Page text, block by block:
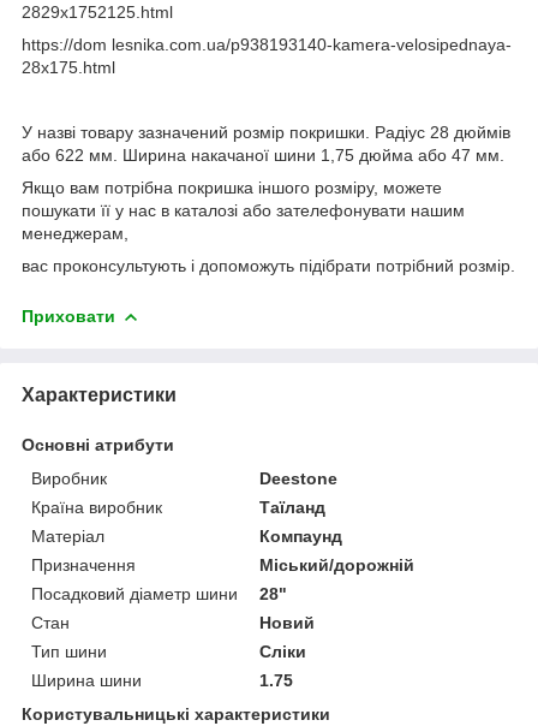
2829x1752125.html
https://dom lesnika.com.ua/p938193140-kamera-velosipednaya-
28x175.html
У назві товару зазначений розмір покришки. Радіус 28 дюймів
або 622 мм. Ширина накачаної шини 1,75 дюйма або 47 мм.
Якщо вам потрібна покришка іншого розміру, можете
пошукати її у нас в каталозі або зателефонувати нашим
менеджерам,
вас проконсультують і допоможуть підібрати потрібний розмір.
Приховати
Характеристики
Основні атрибути
Виробник
Deestone
Країна виробник
Таїланд
Матеріал
Компаунд
Призначення
Міський/дорожній
Посадковий діаметр шини
28"
Стан
Новий
Тип шини
Сліки
Ширина шини
1.75
Користувальницькі характеристики